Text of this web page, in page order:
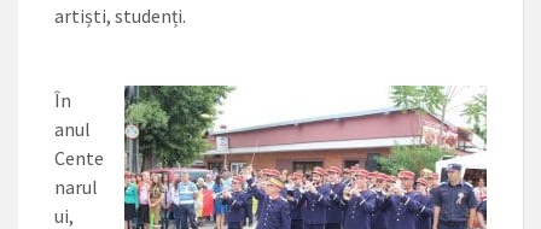
artiști, studenți.
În
anul
Cente
narul
ui,